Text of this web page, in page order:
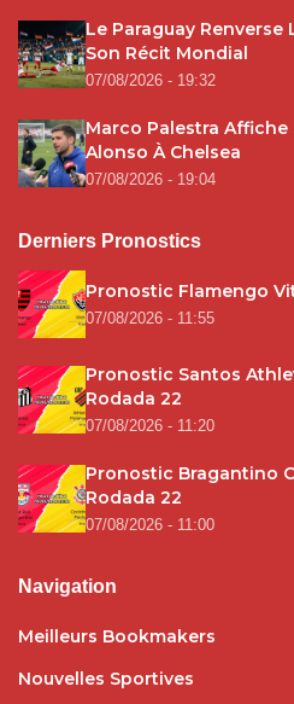
Le Paraguay Renverse
Son Récit Mondial
07/08/2026 - 19:32
Marco Palestra Affiche
Alonso À Chelsea
07/08/2026 - 19:04
Derniers Pronostics
Pronostic Flamengo
07/08/2026 - 11:55
Pronostic Santos
Rodada 22
07/08/2026 - 11:20
Pronostic Bragantino
Rodada 22
07/08/2026 - 11:00
Navigation
Meilleurs Bookmakers
Nouvelles Sportives